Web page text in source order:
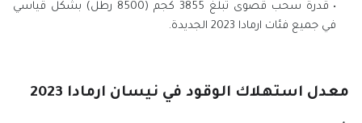
قدرة سحب قصوى تبلغ 3855 كجم (8500 رطل) بشكل قياسي
في جميع فئات ارمادا 2023 الجديدة.
معدل استهلاك الوقود في نيسان ارمادا 2023